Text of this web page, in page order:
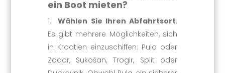
ein Boot mieten?
Wählen Sie Ihren Abfahrtsort.
Es gibt mehrere Möglichkeiten, sich
in Kroatien einzuschiffen: Pula oder
Zadar, Sukošan, Trogir, Split oder